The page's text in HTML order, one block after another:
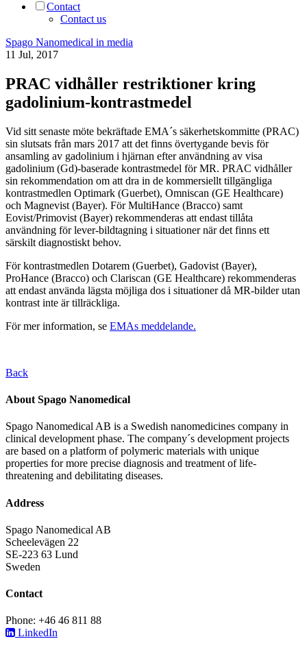
Contact
Contact us
Spago Nanomedical in media
11 Jul, 2017
PRAC vidhåller restriktioner kring
gadolinium-kontrastmedel
Vid sitt senaste möte bekräftade EMA´s säkerhetskommitte (PRAC)
sin slutsats från mars 2017 att det finns övertygande bevis för
ansamling av gadolinium i hjärnan efter användning av visa
gadolinium (Gd)-baserade kontrastmedel för MR. PRAC vidhåller
sin rekommendation om att dra in de kommersiellt tillgängliga
kontrastmedlen Optimark (Guerbet), Omniscan (GE Healthcare)
och Magnevist (Bayer). För MultiHance (Bracco) samt
Eovist/Primovist (Bayer) rekommenderas att endast tillåta
användning för lever-bildtagning i situationer när det finns ett
särskilt diagnostiskt behov.
För kontrastmedlen Dotarem (Guerbet), Gadovist (Bayer),
ProHance (Bracco) och Clariscan (GE Healthcare) rekommenderas
att endast använda lägsta möjliga dos i situationer då MR-bilder utan
kontrast inte är tillräckliga.
För mer information, se EMAs meddelande.
Back
About Spago Nanomedical
Spago Nanomedical AB is a Swedish nanomedicines company in
clinical development phase. The company´s development projects
are based on a platform of polymeric materials with unique
properties for more precise diagnosis and treatment of life-
threatening and debilitating diseases.
Address
Spago Nanomedical AB
Scheelevägen 22
SE-223 63 Lund
Sweden
Contact
Phone: +46 46 811 88
LinkedIn